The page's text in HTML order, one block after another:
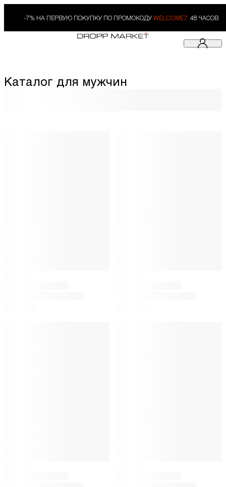
-7% НА ПЕРВУЮ ПОКУПКУ ПО ПРОМОКОДУ WELCOME7. 48 ЧАСОВ
Каталог для мужчин